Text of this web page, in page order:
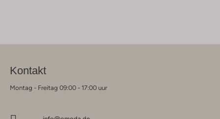
Kontakt
Montag - Freitag 09:00 - 17:00 uur